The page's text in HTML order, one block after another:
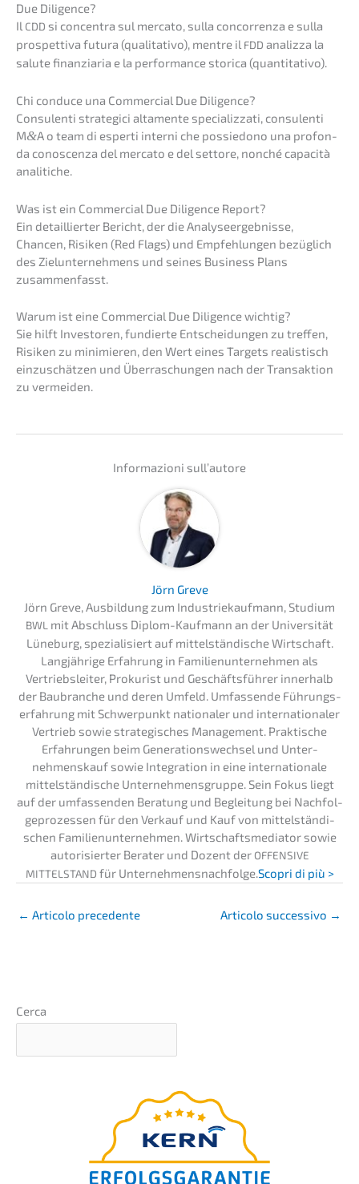
Due Diligence?
Il CDD si concen­tra sul merca­to, sulla concor­renza e sulla
prospet­ti­va futura (quali­ta­tivo), mentre il FDD analiz­za la
salute finan­zia­ria e la perfor­mance stori­ca (quanti­ta­tivo).
Chi condu­ce una Commer­cial Due Diligence?
Consu­len­ti strate­gi­ci altamen­te specia­liz­za­ti, consu­len­ti
M&A o team di esper­ti inter­ni che possie­do­no una profon­
da conoscen­za del merca­to e del setto­re, nonché capaci­tà
analitiche.
Was ist ein Commer­cial Due Diligence Report?
Ein detail­lier­ter Bericht, der die Analy­se­er­geb­nis­se,
Chancen, Risiken (Red Flags) und Empfeh­lun­gen bezüg­lich
des Zielun­ter­neh­mens und seines Business Plans
zusammenfasst.
Warum ist eine Commer­cial Due Diligence wichtig?
Sie hilft Inves­to­ren, fundier­te Entschei­dun­gen zu treffen,
Risiken zu minimie­ren, den Wert eines Targets realis­tisch
einzu­schät­zen und Überra­schun­gen nach der Trans­ak­ti­on
zu vermeiden.
Infor­ma­zio­ni sull’autore
Jörn Greve
Jörn Greve, Ausbil­dung zum Indus­trie­kauf­mann, Studi­um
BWL mit Abschluss Diplom-Kaufmann an der Univer­si­tät
Lüneburg, spezia­li­siert auf mittel­stän­di­sche Wirtschaft.
Langjäh­ri­ge Erfah­rung in Famili­en­un­ter­neh­men als
Vertriebs­lei­ter, Proku­rist und Geschäfts­füh­rer inner­halb
der Baubran­che und deren Umfeld. Umfas­sen­de Führungs­
er­fah­rung mit Schwer­punkt natio­na­ler und inter­na­tio­na­ler
Vertrieb sowie strate­gi­sches Manage­ment. Prakti­sche
Erfah­run­gen beim Generations­wechsel und Unter­
nehmens­kauf sowie Integra­ti­on in eine inter­na­tio­na­le
mittel­stän­di­sche Unter­neh­mens­grup­pe. Sein Fokus liegt
auf der umfas­sen­den Beratung und Beglei­tung bei Nachfol­
ge­pro­zes­sen für den Verkauf und Kauf von mittel­stän­di­
schen Famili­en­un­ter­neh­men. Wirtschafts­me­dia­tor sowie
autori­sier­ter Berater und Dozent der OFFENSIVE
MITTELSTAND für Unternehmens­nachfolge.Scopri di più >
← Artico­lo precedente Artico­lo succes­si­vo →
Cerca